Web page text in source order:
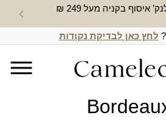
איסוף בקניה מעל 249 ₪ חדש
לחץ כאן לבדיקת נקודות